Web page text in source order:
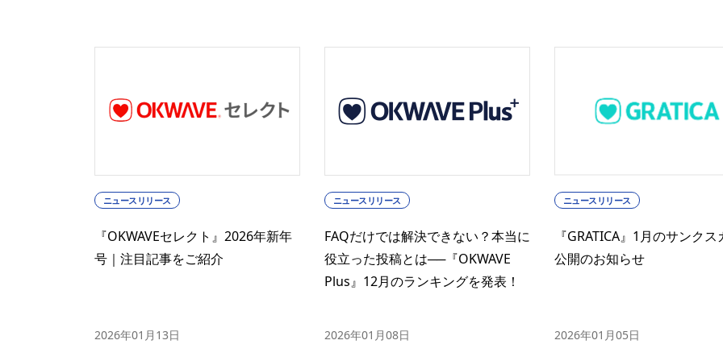
ニュースリリース
『OKWAVEセレクト』2026年新年
号｜注目記事をご紹介
2026年01月13日
ニュースリリース
FAQだけでは解決できない？本当に
役立った投稿とは──『OKWAVE
Plus』12月のランキングを発表！
2026年01月08日
ニュースリリース
『GRATICA』1月のサンク
公開のお知らせ
2026年01月05日